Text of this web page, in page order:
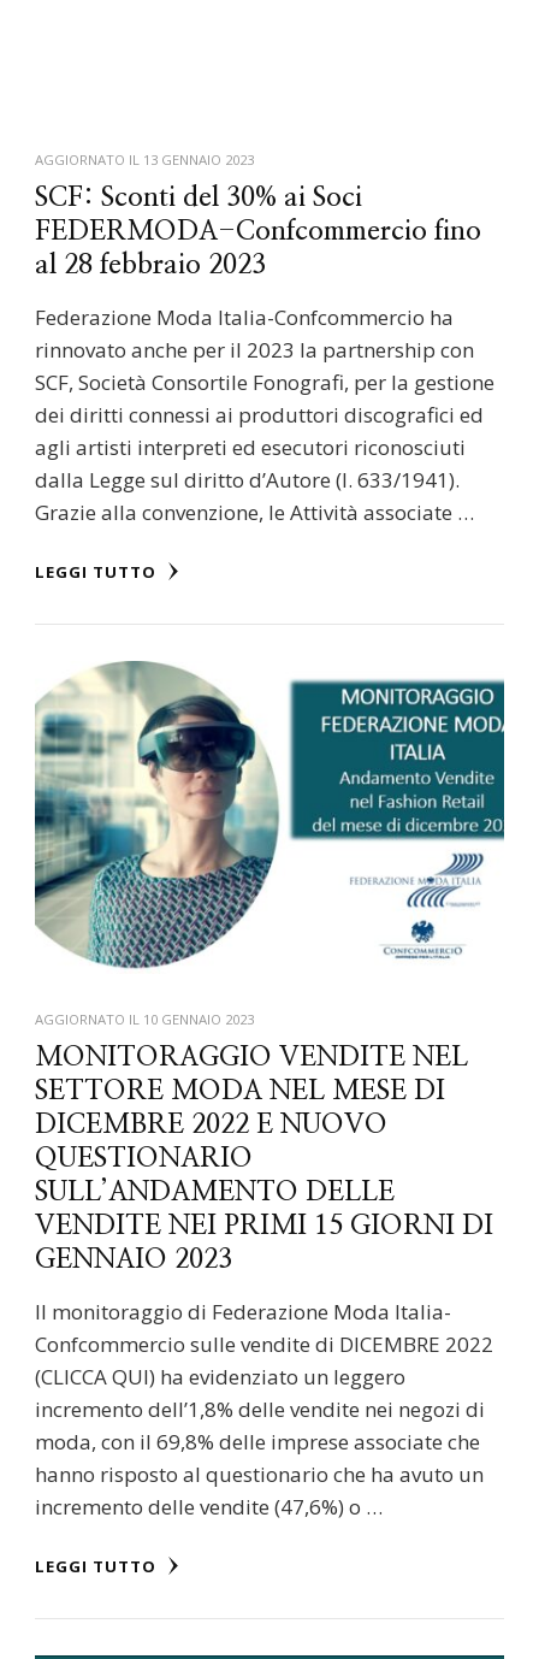
AGGIORNATO IL 13 GENNAIO 2023
SCF: Sconti del 30% ai Soci
FEDERMODA-Confcommercio fino
al 28 febbraio 2023
Federazione Moda Italia-Confcommercio ha
rinnovato anche per il 2023 la partnership con
SCF, Società Consortile Fonografi, per la gestione
dei diritti connessi ai produttori discografici ed
agli artisti interpreti ed esecutori riconosciuti
dalla Legge sul diritto d’Autore (l. 633/1941).
Grazie alla convenzione, le Attività associate …
LEGGI TUTTO
AGGIORNATO IL 10 GENNAIO 2023
MONITORAGGIO VENDITE NEL
SETTORE MODA NEL MESE DI
DICEMBRE 2022 E NUOVO
QUESTIONARIO
SULL’ANDAMENTO DELLE
VENDITE NEI PRIMI 15 GIORNI DI
GENNAIO 2023
Il monitoraggio di Federazione Moda Italia-
Confcommercio sulle vendite di DICEMBRE 2022
(CLICCA QUI) ha evidenziato un leggero
incremento dell’1,8% delle vendite nei negozi di
moda, con il 69,8% delle imprese associate che
hanno risposto al questionario che ha avuto un
incremento delle vendite (47,6%) o …
LEGGI TUTTO